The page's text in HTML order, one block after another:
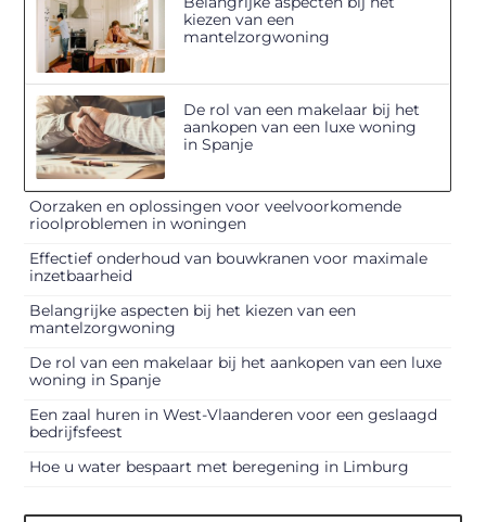
kiezen van een
mantelzorgwoning
De rol van een makelaar bij het
aankopen van een luxe woning
in Spanje
Oorzaken en oplossingen voor veelvoorkomende
rioolproblemen in woningen
Effectief onderhoud van bouwkranen voor maximale
inzetbaarheid
Belangrijke aspecten bij het kiezen van een
mantelzorgwoning
De rol van een makelaar bij het aankopen van een luxe
woning in Spanje
Een zaal huren in West-Vlaanderen voor een geslaagd
bedrijfsfeest
Hoe u water bespaart met beregening in Limburg